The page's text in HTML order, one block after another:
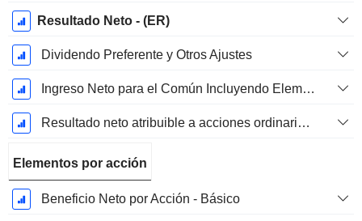
Resultado Neto - (ER)
Dividendo Preferente y Otros Ajustes
Ingreso Neto para el Común Incluyendo Elementos Extraordinarios
Resultado neto atribuible a acciones ordinarias excl. elementos extraordinarios
Elementos por acción
Beneficio Neto por Acción - Básico